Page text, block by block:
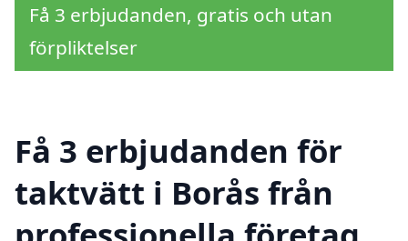
Få 3 erbjudanden, gratis och utan
förpliktelser
Få 3 erbjudanden för
taktvätt i Borås från